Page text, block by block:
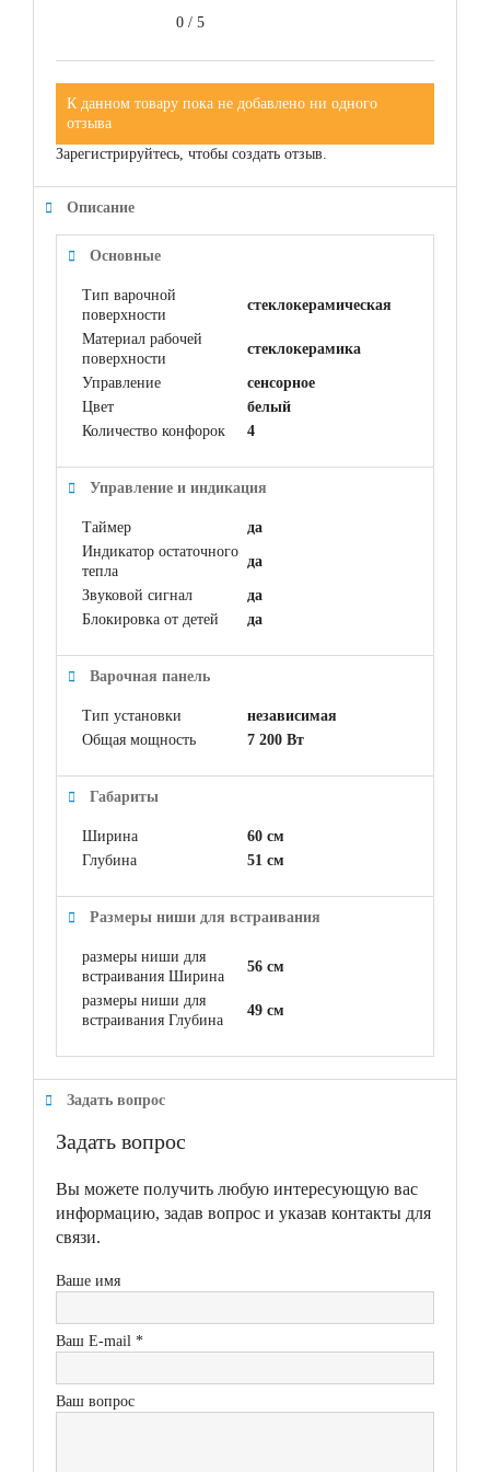
0 / 5
К данном товару пока не добавлено ни одного
отзыва
Зарегистрируйтесь, чтобы создать отзыв.
Описание
Основные
Тип варочной
поверхности
стеклокерамическая
Материал рабочей
поверхности
cтеклокерамика
Управление
сенсорное
Цвет
белый
Количество конфорок
4
Управление и индикация
Таймер
да
Индикатор остаточного
тепла
да
Звуковой сигнал
да
Блокировка от детей
да
Варочная панель
Тип установки
независимая
Общая мощность
7 200 Вт
Габариты
Ширина
60 см
Глубина
51 см
Размеры ниши для встраивания
размеры ниши для
встраивания Ширина
56 см
размеры ниши для
встраивания Глубина
49 см
Задать вопрос
Задать вопрос
Вы можете получить любую интересующую вас
информацию, задав вопрос и указав контакты для
связи.
Ваше имя
Ваш E-mail *
Ваш вопрос